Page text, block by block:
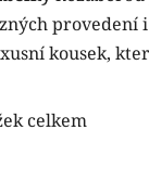
provedení i
kousek,
celkem